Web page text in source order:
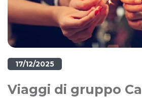
17/12/2025
Viaggi di gruppo